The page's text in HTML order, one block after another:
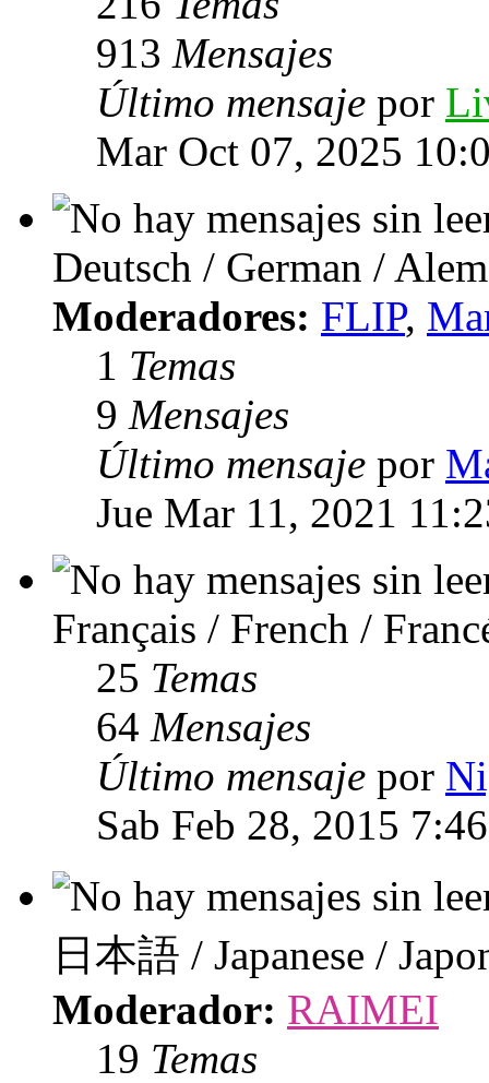
913 Mensajes
Último mensaje por
Mar Oct 07, 2025
Deutsch / German /
Moderadores: FLIP,
1 Temas
9 Mensajes
Último mensaje por
Jue Mar 11, 2021
Français / French /
25 Temas
64 Mensajes
Último mensaje por
Sab Feb 28, 2015
日本語 / Japanese /
Moderador: RAIMEI
19 Temas